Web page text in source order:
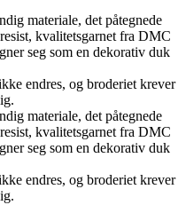
materiale, det påtegnede
kvalitetsgarnet fra DMC
seg som en dekorativ duk
endres, og broderiet krever
materiale, det påtegnede
kvalitetsgarnet fra DMC
seg som en dekorativ duk
endres, og broderiet krever